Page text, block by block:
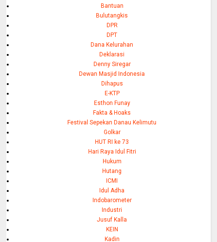
Bantuan
Bulutangkis
DPR
DPT
Dana Kelurahan
Deklarasi
Denny Siregar
Dewan Masjid Indonesia
Dihapus
E-KTP
Esthon Funay
Fakta & Hoaks
Festival Sepekan Danau Kelimutu
Golkar
HUT RI ke 73
Hari Raya Idul Fitri
Hukum
Hutang
ICMI
Idul Adha
Indobarometer
Industri
Jusuf Kalla
KEIN
Kadin